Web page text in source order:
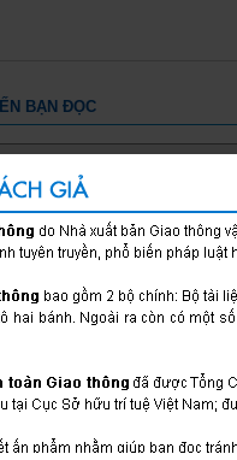
BẠN ĐỌC
ở miền tây, tôi muốn mua bộ
nhưng không biết công ty có
nếu có cho xin địa chỉ. cám